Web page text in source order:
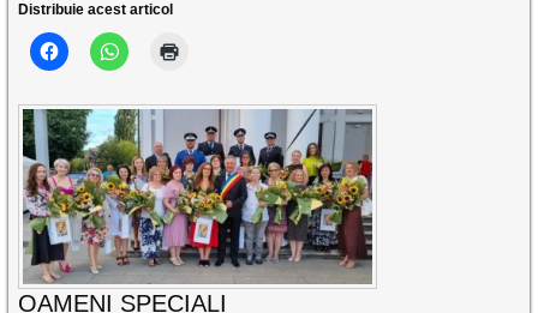
Distribuie acest articol
OAMENI SPECIALI